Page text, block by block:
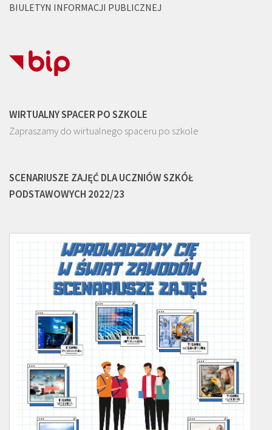
BIULETYN INFORMACJI PUBLICZNEJ
WIRTUALNY SPACER PO SZKOLE
Zapraszamy do wirtualnego spaceru po szkole
SCENARIUSZE ZAJĘĆ DLA UCZNIÓW SZKÓŁ
PODSTAWOWYCH 2022/23